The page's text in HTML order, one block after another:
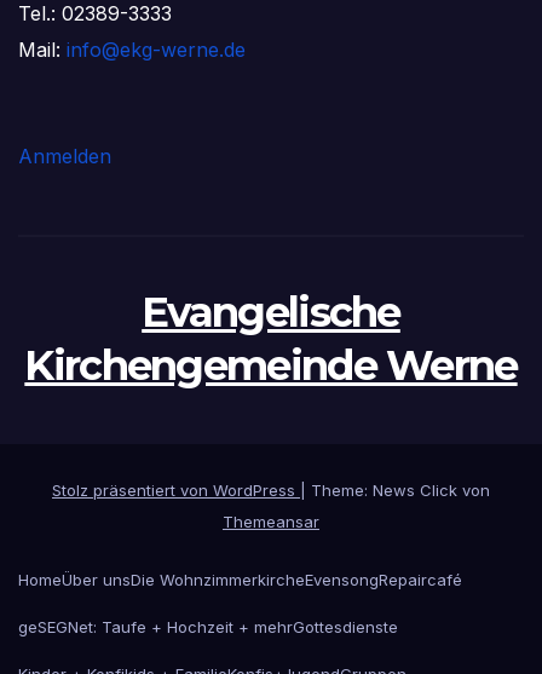
Tel.: 02389-3333
Mail: info@ekg-werne.de
Anmelden
Evangelische
Kirchengemeinde Werne
Stolz präsentiert von WordPress
Theme: News Click von
Themeansar
HomeÜber unsDie WohnzimmerkircheEvensongRepaircafé
geSEGNet: Taufe + Hochzeit + mehrGottesdienste